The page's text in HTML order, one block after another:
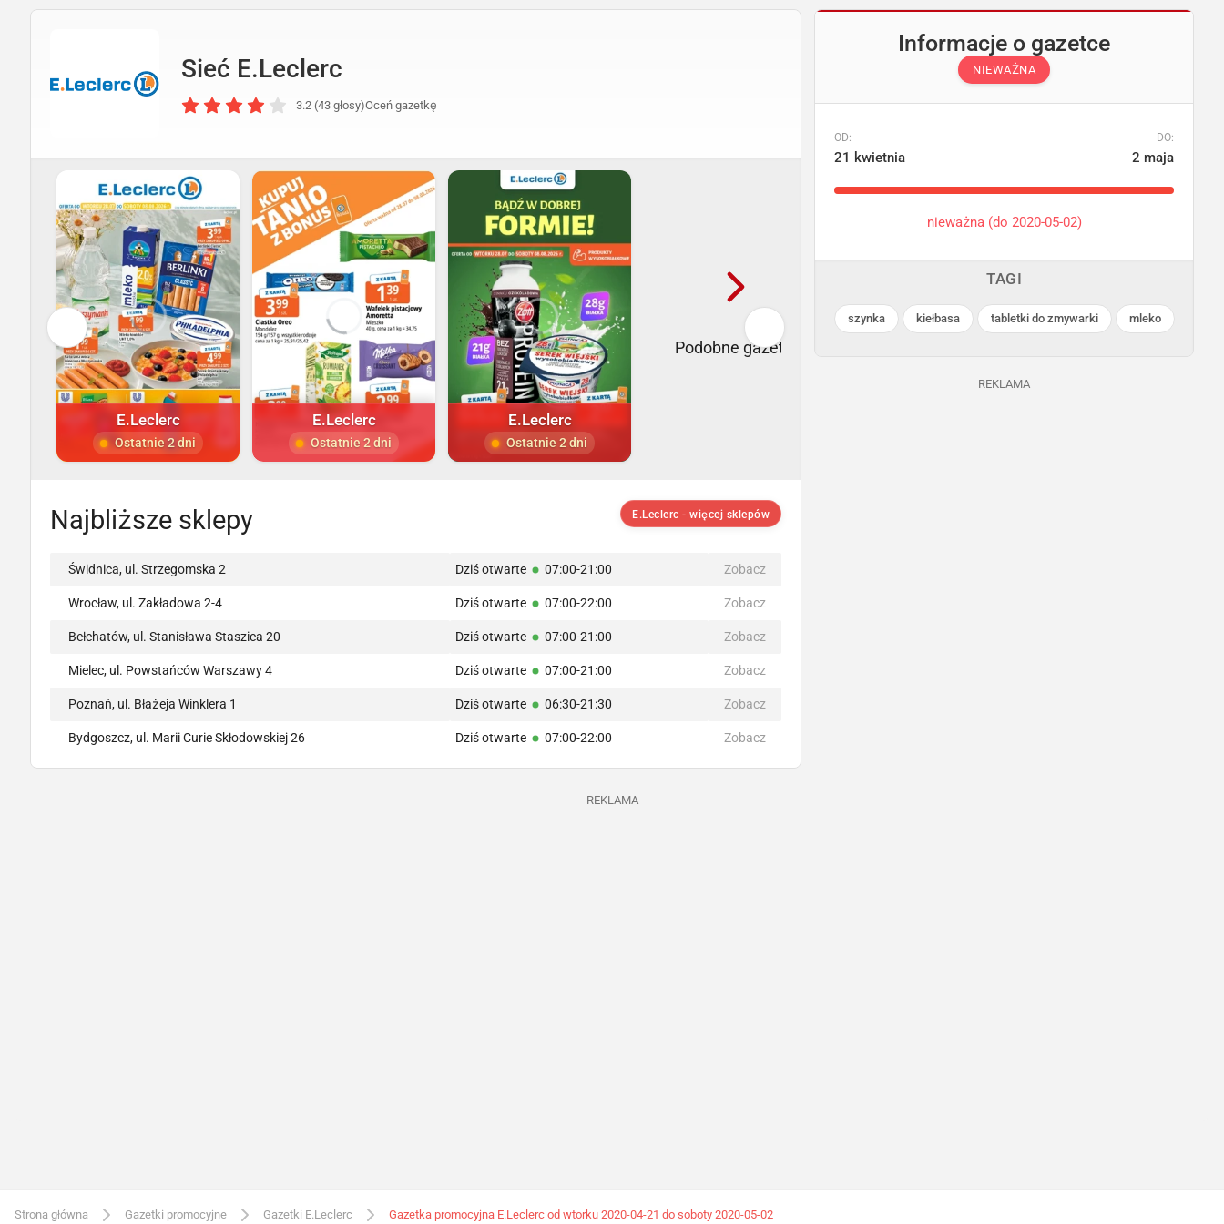
Sieć E.Leclerc
3.2 (43 głosy)Oceń gazetkę
E.Leclerc
Ostatnie 2 dni
E.Leclerc
Ostatnie 2 dni
E.Leclerc
Ostatnie 2 dni
Podobne gazetki
Najbliższe sklepy E.Leclerc - więcej sklepów
Świdnica, ul. Strzegomska 2 Dziś otwarte 07:00-21:00 Zobacz
Wrocław, ul. Zakładowa 2-4 Dziś otwarte 07:00-22:00 Zobacz
Bełchatów, ul. Stanisława Staszica 20 Dziś otwarte 07:00-21:00 Zobacz
Mielec, ul. Powstańców Warszawy 4 Dziś otwarte 07:00-21:00 Zobacz
Poznań, ul. Błażeja Winklera 1 Dziś otwarte 06:30-21:30 Zobacz
Bydgoszcz, ul. Marii Curie Skłodowskiej 26 Dziś otwarte 07:00-22:00 Zobacz
Informacje o gazetce
NIEWAŻNA
OD:
21 kwietnia
DO:
2 maja
nieważna (do 2020-05-02)
TAGI
szynka kiełbasa tabletki do zmywarki mleko
REKLAMA
REKLAMA
Strona główna Gazetki promocyjne Gazetki E.Leclerc Gazetka promocyjna E.Leclerc od wtorku 2020-04-21 do soboty 2020-05-02